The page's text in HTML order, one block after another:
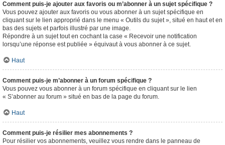
Comment puis-je ajouter aux favoris ou m’abonner à un sujet spécifique ?
Vous pouvez ajouter aux favoris ou vous abonner à un sujet spécifique en
cliquant sur le lien approprié dans le menu « Outils du sujet », situé en haut et en
bas des sujets et parfois illustré par une image.
Répondre à un sujet tout en cochant la case « Recevoir une notification
lorsqu’une réponse est publiée » équivaut à vous abonner à ce sujet.
Haut
Comment puis-je m’abonner à un forum spécifique ?
Vous pouvez vous abonner à un forum spécifique en cliquant sur le lien
« S’abonner au forum » situé en bas de la page du forum.
Haut
Comment puis-je résilier mes abonnements ?
Pour résilier vos abonnements, veuillez vous rendre dans le panneau de